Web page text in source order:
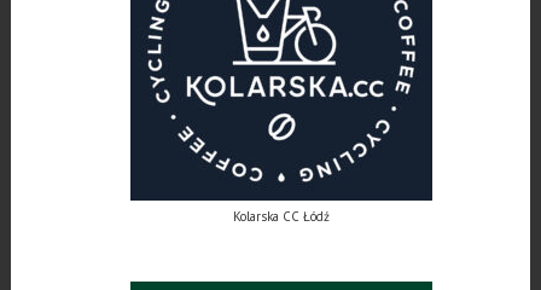
Kolarska CC Łódź